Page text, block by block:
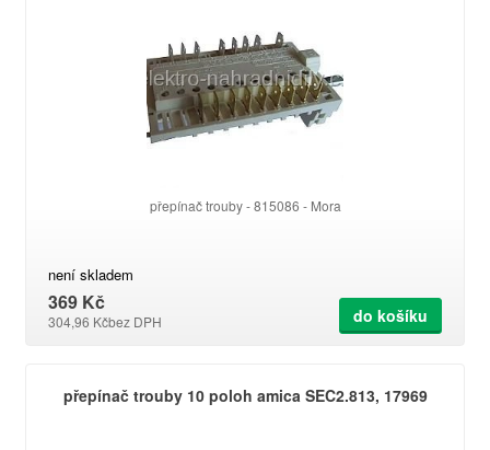
přepínač trouby - 815086 - Mora
není skladem
369 Kč
304,96 Kčbez DPH do košíku
přepínač trouby 10 poloh amica SEC2.813, 17969